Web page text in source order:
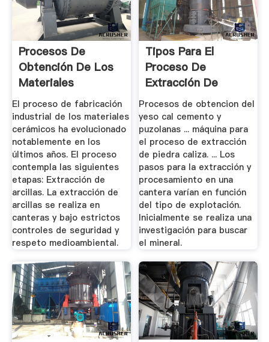
Procesos De
Obtención De Los
Materiales
Cerámicos ...
El proceso de fabricación
industrial de los materiales
cerámicos ha evolucionado
notablemente en los
últimos años. El proceso
contempla las siguientes
etapas: Extracción de
arcillas. La extracción de
arcillas se realiza en
canteras y bajo estrictos
controles de seguridad y
respeto medioambiental.
Tipos Para El
Proceso De
Extracción De
Piedras
Procesos de obtencion del
yeso cal cemento y
puzolanas ... máquina para
el proceso de extracción
de piedra caliza. ... Los
pasos para la extracción y
procesamiento en una
cantera varían en función
del tipo de explotación.
Inicialmente se realiza una
investigación para buscar
el mineral.